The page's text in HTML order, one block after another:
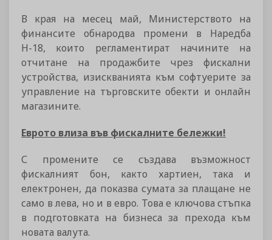
В края на месец май, Министерството на
финансите обнародва промени в Наредба
Н-18, които регламентират начините на
отчитане на продажбите чрез фискални
устройства, изискванията към софтуерите за
управление на търговските обекти и онлайн
магазините.
Еврото влиза във фискалните бележки!
С промените се създава възможност
фискалният бон, както хартиен, така и
електронен, да показва сумата за плащане не
само в лева, но и в евро. Това е ключова стъпка
в подготовката на бизнеса за прехода към
новата валута.